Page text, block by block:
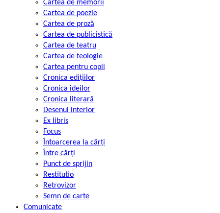
Cartea de memorii
Cartea de poezie
Cartea de proză
Cartea de publicistică
Cartea de teatru
Cartea de teologie
Cartea pentru copii
Cronica edițiilor
Cronica ideilor
Cronica literară
Desenul interior
Ex libris
Focus
Întoarcerea la cărți
Între cărți
Punct de sprijin
Restitutio
Retrovizor
Semn de carte
Comunicate